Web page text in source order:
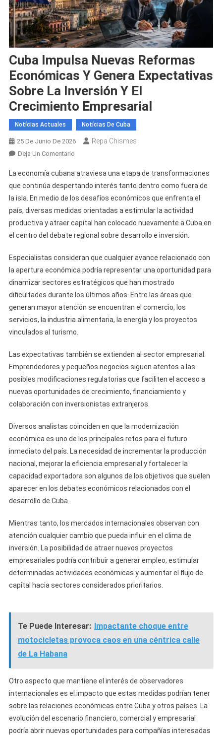
Cuba Impulsa Nuevas Reformas
Económicas Y Genera Expectativas
Sobre La Inversión Y El
Crecimiento Empresarial
Notícias Actuales Notícias De Cuba
25 De Junio De 2026 Repa Chismes
Deja Un ComentarioEn
Impulsa
Nuevas
Reformas
Económicas
Y
Genera
Sobre
La
Inversión
Y
Empresarial
La economía cubana atraviesa una etapa de transformaciones
que continúa despertando interés tanto dentro como fuera de
la isla. En medio de los desafíos económicos que enfrenta el
país, diversas medidas orientadas a estimular la actividad
productiva y atraer capital han colocado nuevamente a Cuba en
el centro del debate regional sobre desarrollo e inversión.
Especialistas consideran que cualquier avance relacionado con
la apertura económica podría representar una oportunidad para
dinamizar sectores estratégicos que han mostrado
dificultades durante los últimos años. Entre las áreas que
generan mayor atención se encuentran el comercio, los
servicios, la industria alimentaria, la energía y los proyectos
vinculados al turismo.
Las expectativas también se extienden al sector empresarial.
Emprendedores y pequeños negocios siguen atentos a las
posibles modificaciones regulatorias que faciliten el acceso a
nuevas oportunidades de crecimiento, financiamiento y
colaboración con inversionistas extranjeros.
Diversos analistas coinciden en que la modernización
económica es uno de los principales retos para el futuro
inmediato del país. La necesidad de incrementar la producción
nacional, mejorar la eficiencia empresarial y fortalecer la
capacidad exportadora son algunos de los objetivos que suelen
aparecer en los debates económicos relacionados con el
desarrollo de Cuba.
Mientras tanto, los mercados internacionales observan con
atención cualquier cambio que pueda influir en el clima de
inversión. La posibilidad de atraer nuevos proyectos
empresariales podría contribuir a generar empleo, estimular
determinadas actividades económicas y aumentar el flujo de
capital hacia sectores considerados prioritarios.
Te Puede Interesar: Impactante choque entre
motocicletas provoca caos en una céntrica calle
de La Habana
Otro aspecto que mantiene el interés de observadores
internacionales es el impacto que estas medidas podrían tener
sobre las relaciones económicas entre Cuba y otros países. La
evolución del escenario financiero, comercial y empresarial
podría abrir nuevas oportunidades para compañías interesadas